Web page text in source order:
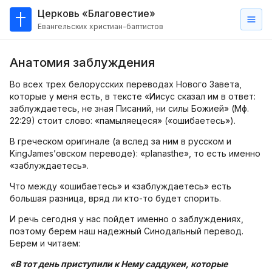
Церковь «Благовестие»
Евангельских христиан-баптистов
нас
Кто такие баптисты?
Проповеди
Пасторское наставление
Проповеди
Серии проповедей
Трансляции
Анатомия заблуждения
Во всех трех белорусских переводах Нового Завета,
которые у меня есть, в тексте «Иисус сказал им в ответ:
заблуждаетесь, не зная Писаний, ни силы Божией» (Мф.
22:29) стоит слово: «памыляецеся» («ошибаетесь»).
В греческом оригинале (а вслед за ним в русском и
KingJames’овском переводе): «planasthe», то есть именно
«заблуждаетесь».
Что между «ошибаетесь» и «заблуждаетесь» есть
большая разница, вряд ли кто-то будет спорить.
И речь сегодня у нас пойдет именно о заблуждениях,
поэтому берем наш надежный Синодальный перевод.
Берем и читаем:
«В тот день приступили к Нему саддукеи, которые